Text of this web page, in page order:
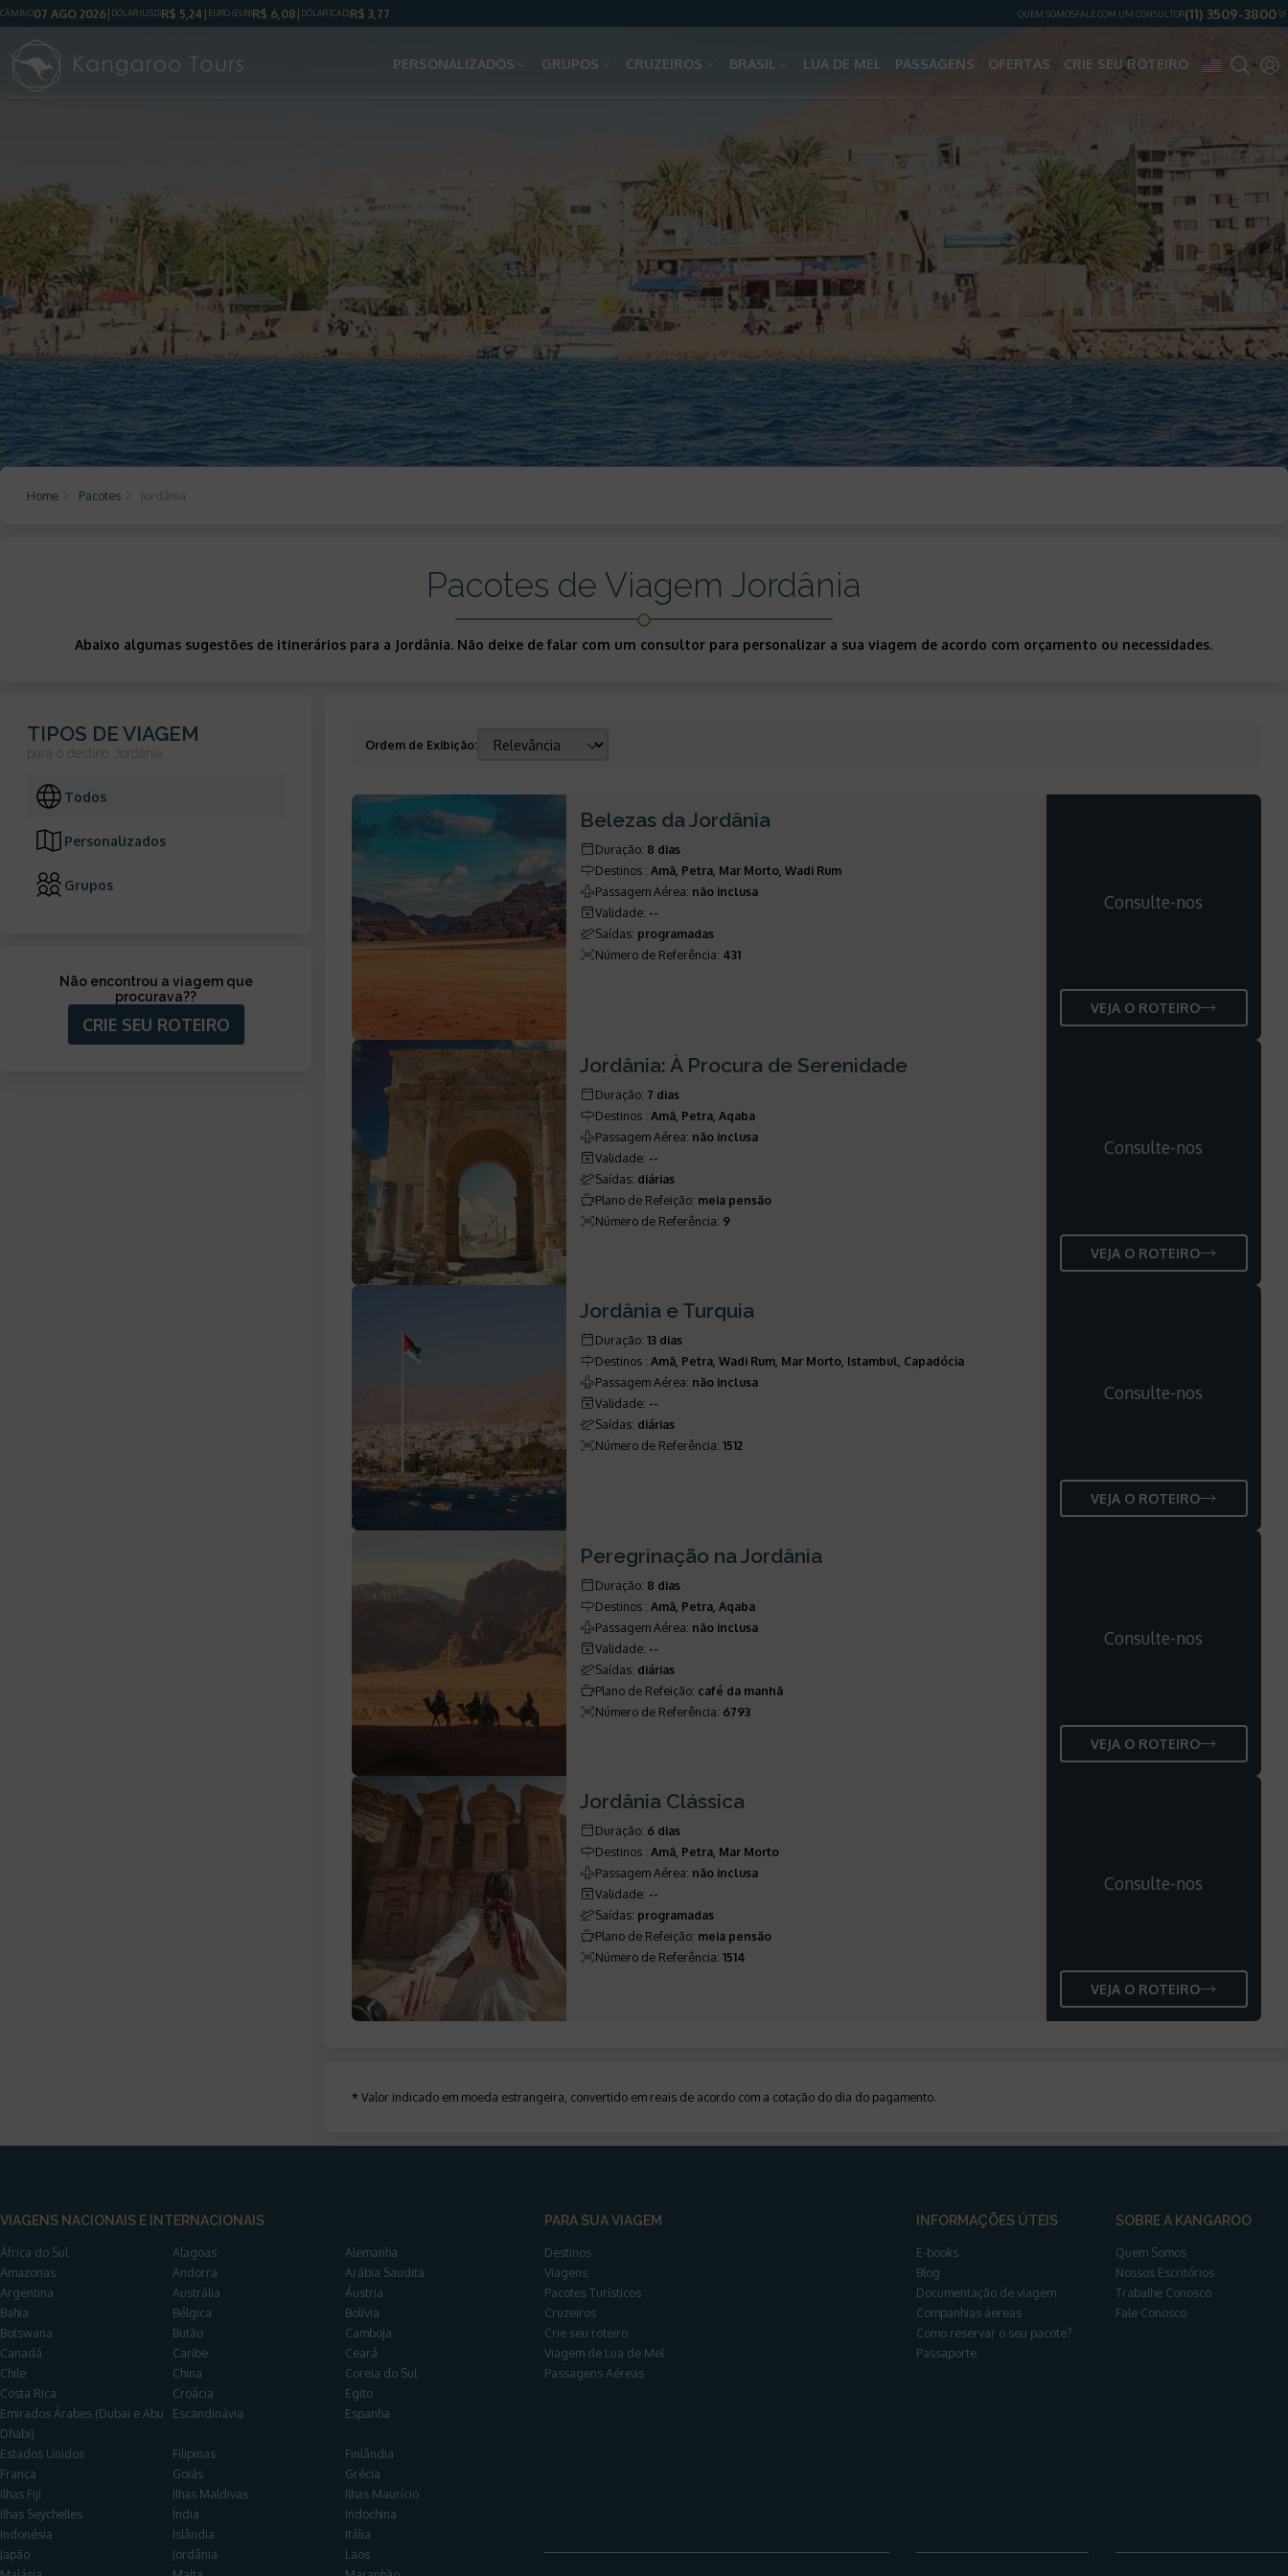
CÂMBIO07 AGO 2026 DÓLAR(USD)R$ 5,24 EURO (EUR)R$ 6,08 DÓLAR(CAD)R$ 3,77 QUEM SOMOSFALE COM UM CONSULTOR(11) 3509-3800
PERSONALIZADOS GRUPOS CRUZEIROS BRASIL LUA DE MEL PASSAGENS OFERTAS CRIE SEU ROTEIRO
Home Pacotes Jordânia
Pacotes de Viagem Jordânia
Abaixo algumas sugestões de itinerários para a Jordânia. Não deixe de falar com um consultor para personalizar a sua viagem de acordo com orçamento ou necessidades.
TIPOS DE VIAGEM
para o destino Jordânia
Todos
Personalizados
Grupos
Não encontrou a viagem que
procurava??
CRIE SEU ROTEIRO
Ordem de Exibição:
Belezas da Jordânia
Duração: 8 dias
Destinos : Amã, Petra, Mar Morto, Wadi Rum
Passagem Aérea: não inclusa
Validade: --
Saídas: programadas
Número de Referência: 431
Consulte-nos
VEJA O ROTEIRO
Jordânia: À Procura de Serenidade
Duração: 7 dias
Destinos : Amã, Petra, Aqaba
Passagem Aérea: não inclusa
Validade: --
Saídas: diárias
Plano de Refeição: meia pensão
Número de Referência: 9
Consulte-nos
VEJA O ROTEIRO
Jordânia e Turquia
Duração:13 dias
Destinos : Amã, Petra, Wadi Rum, Mar Morto, Istambul, Capadócia
Passagem Aérea: não inclusa
Validade: --
Saídas: diárias
Número de Referência:1512
Consulte-nos
VEJA O ROTEIRO
Peregrinação na Jordânia
Duração: 8 dias
Destinos : Amã, Petra, Aqaba
Passagem Aérea: não inclusa
Validade: --
Saídas: diárias
Plano de Refeição: café da manhã
Número de Referência: 6793
Consulte-nos
VEJA O ROTEIRO
Jordânia Clássica
Duração: 6 dias
Destinos : Amã, Petra, Mar Morto
Passagem Aérea: não inclusa
Validade: --
Saídas: programadas
Plano de Refeição: meia pensão
Número de Referência:1514
Consulte-nos
VEJA O ROTEIRO
* Valor indicado em moeda estrangeira, convertido em reais de acordo com a cotação do dia do pagamento.
VIAGENS NACIONAIS E INTERNACIONAIS
África do Sul Alagoas
Alemanha
Amazonas
Andorra
Arábia Saudita
Argentina
Austrália
Áustria
Bahia
Bélgica
Bolívia
Botswana
Butão
Camboja
Canadá
Caribe
Ceará
Chile
China
Coreia do Sul
Costa Rica
Croácia
Egito
Emirados Árabes (Dubai e Abu
Dhabi)
Escandinávia Espanha
Estados Unidos Filipinas
Finlândia
França
Goiás
Grécia
Ilhas Fiji
Ilhas Maldivas
Ilhas Maurício
Ilhas Seychelles
Índia
Indochina
Indonésia
Islândia
Itália
Japão
Jordânia
Laos
PARA SUA VIAGEM
Destinos
Viagens
Pacotes Turísticos
Cruzeiros
Crie seu roteiro
Viagem de Lua de Mel
Passagens Aéreas
INFORMAÇÕES ÚTEIS
E-books
Blog
Documentação de viagem
Companhias áereas
Como reservar o seu pacote?
Passaporte
SOBRE A KANGAROO
Quem Somos
Nossos Escritórios
Trabalhe Conosco
Fale Conosco